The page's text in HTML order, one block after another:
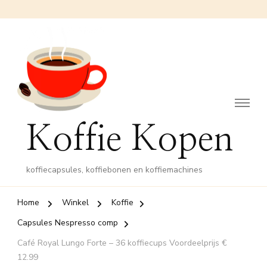
Koffie Kopen
koffiecapsules, koffiebonen en koffiemachines
Home Winkel
Koffie
Capsules Nespresso comp
Café Royal Lungo Forte – 36 koffiecups Voordeelprijs €
12.99